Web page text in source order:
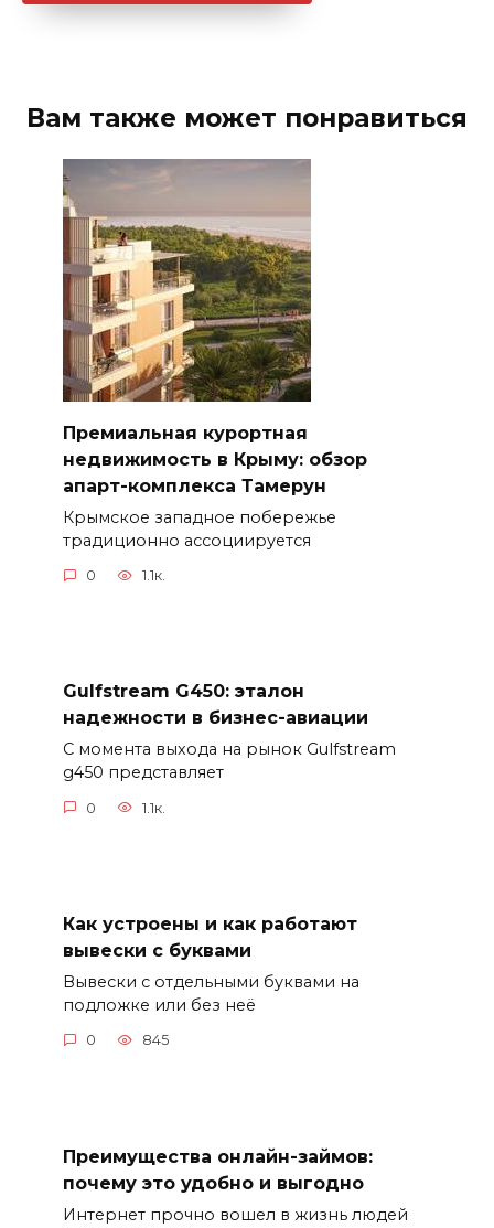
Вам также может понравиться
Премиальная курортная
недвижимость в Крыму: обзор
апарт-комплекса Тамерун
Крымское западное побережье
традиционно ассоциируется
0 1.1к.
Gulfstream G450: эталон
надежности в бизнес-авиации
С момента выхода на рынок Gulfstream
g450 представляет
0 1.1к.
Как устроены и как работают
вывески с буквами
Вывески с отдельными буквами на
подложке или без неё
0 845
Преимущества онлайн-займов:
почему это удобно и выгодно
Интернет прочно вошел в жизнь людей